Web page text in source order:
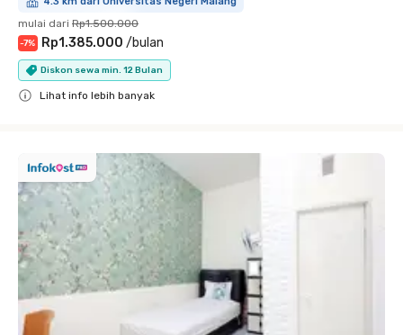
mulai dari Rp1.500.000
-7% Rp1.385.000 /bulan
Diskon sewa min. 12 Bulan
Lihat info lebih banyak